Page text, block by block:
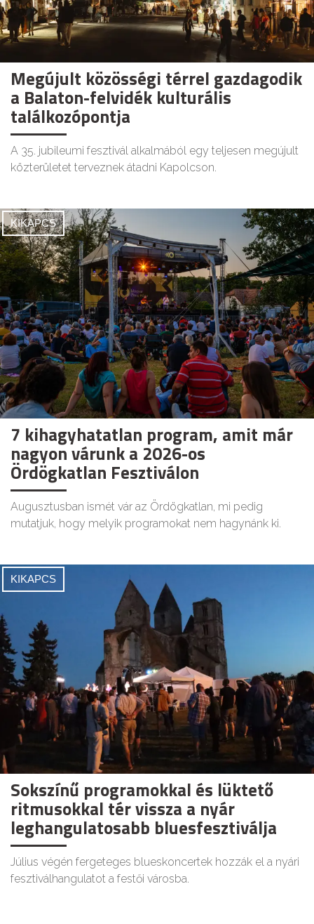
Megújult közösségi térrel gazdagodik
a Balaton-felvidék kulturális
találkozópontja
A 35. jubileumi fesztivál alkalmából egy teljesen megújult
közterületet terveznek átadni Kapolcson.
KIKAPCS
7 kihagyhatatlan program, amit már
nagyon várunk a 2026-os
Ördögkatlan Fesztiválon
Augusztusban ismét vár az Ördögkatlan, mi pedig
mutatjuk, hogy melyik programokat nem hagynánk ki.
KIKAPCS
Sokszínű programokkal és lüktető
ritmusokkal tér vissza a nyár
leghangulatosabb bluesfesztiválja
Július végén fergeteges blueskoncertek hozzák el a nyári
fesztiválhangulatot a festői városba.